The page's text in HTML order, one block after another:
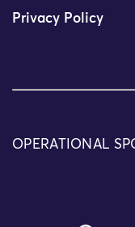
Privacy Policy
OPERATIONAL